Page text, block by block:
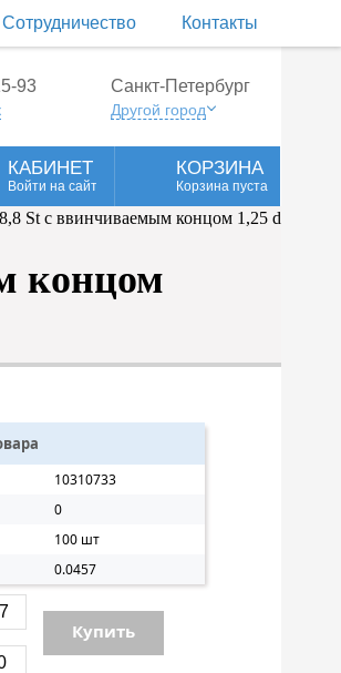
Сотрудничество Контакты
93 Санкт-Петербург
Другой город
КАБИНЕТ
Войти на сайт
КОРЗИНА
Корзина пуста
концом
10310733
0
100 шт
0.0457
Купить